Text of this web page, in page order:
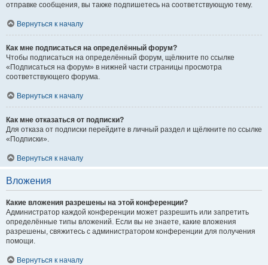
отправке сообщения, вы также подпишетесь на соответствующую тему.
Вернуться к началу
Как мне подписаться на определённый форум?
Чтобы подписаться на определённый форум, щёлкните по ссылке
«Подписаться на форум» в нижней части страницы просмотра
соответствующего форума.
Вернуться к началу
Как мне отказаться от подписки?
Для отказа от подписки перейдите в личный раздел и щёлкните по ссылке
«Подписки».
Вернуться к началу
Вложения
Какие вложения разрешены на этой конференции?
Администратор каждой конференции может разрешить или запретить
определённые типы вложений. Если вы не знаете, какие вложения
разрешены, свяжитесь с администратором конференции для получения
помощи.
Вернуться к началу